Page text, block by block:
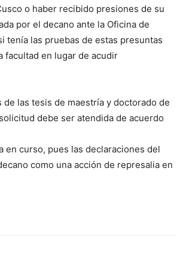
o haber recibido presiones de su
por el decano ante la Oficina de
tenía las pruebas de estas presuntas
facultad en lugar de acudir
las tesis de maestría y doctorado de
debe ser atendida de acuerdo
en curso, pues las declaraciones del
como una acción de represalia en